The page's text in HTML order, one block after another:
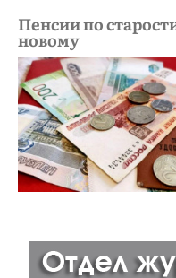
Пенсии по
новому